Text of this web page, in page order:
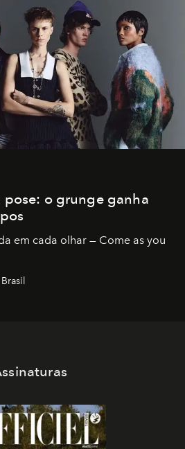
o grunge ganha
em cada olhar — Come as you